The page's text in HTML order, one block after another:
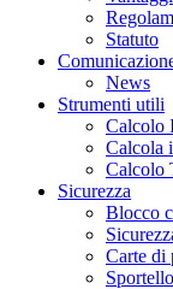
Statuto
News
Strumenti utili
Calcolo
Calcola
Calcolo
Sicurezza
Blocco
Carte di